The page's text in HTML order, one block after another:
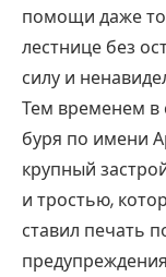
помощи даже
лестнице без
силу и
Тем временем в
буря по имени
крупный
и тростью,
ставил печать